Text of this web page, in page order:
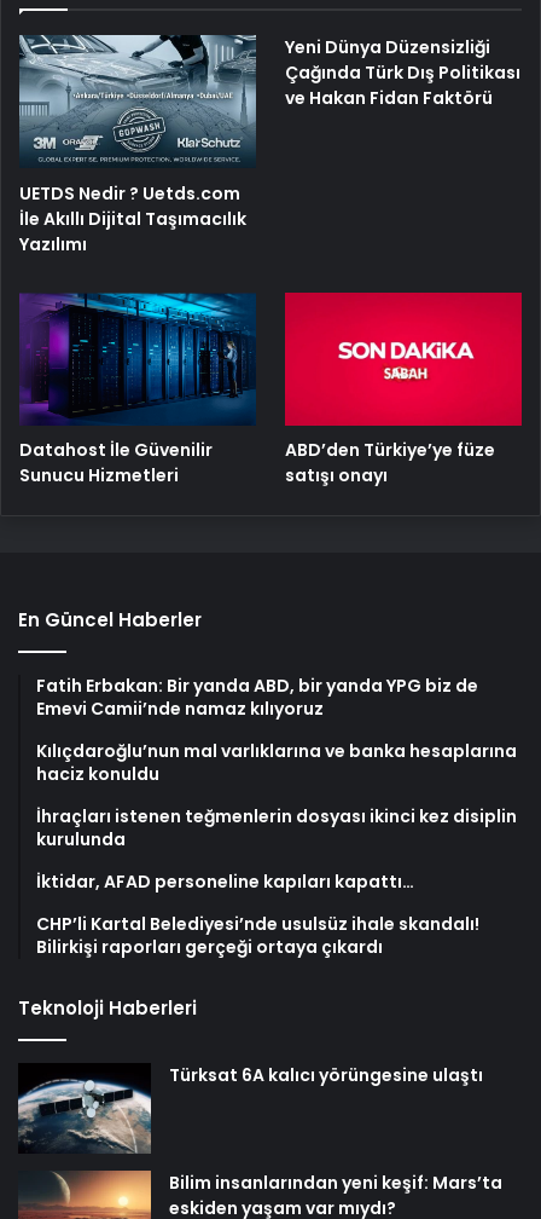
UETDS Nedir ? Uetds.com
İle Akıllı Dijital Taşımacılık
Yazılımı
Yeni Dünya Düzensizliği
Çağında Türk Dış Politikası
ve Hakan Fidan Faktörü
Datahost İle Güvenilir
Sunucu Hizmetleri
ABD’den Türkiye’ye füze
satışı onayı
En Güncel Haberler
Fatih Erbakan: Bir yanda ABD, bir yanda YPG biz de
Emevi Camii’nde namaz kılıyoruz
Kılıçdaroğlu’nun mal varlıklarına ve banka hesaplarına
haciz konuldu
İhraçları istenen teğmenlerin dosyası ikinci kez disiplin
kurulunda
İktidar, AFAD personeline kapıları kapattı…
CHP’li Kartal Belediyesi’nde usulsüz ihale skandalı!
Bilirkişi raporları gerçeği ortaya çıkardı
Teknoloji Haberleri
Türksat 6A kalıcı yörüngesine ulaştı
Bilim insanlarından yeni keşif: Mars’ta
eskiden yaşam var mıydı?